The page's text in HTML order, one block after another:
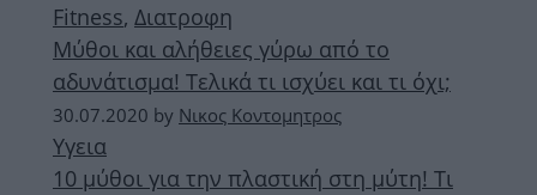
Fitness, Διατροφη
Μύθοι και αλήθειες γύρω από το
αδυνάτισμα! Τελικά τι ισχύει και τι όχι;
30.07.2020 by Νικος Κοντομητρος
Υγεια
10 μύθοι για την πλαστική στη μύτη! Τι